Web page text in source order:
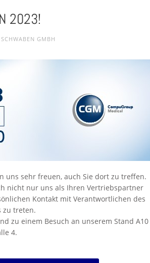
2023!
GMBH
sehr freuen, auch Sie dort zu treffen.
nicht nur uns als Ihren Vertriebspartner
Kontakt mit Verantwortlichen des
zu treten.
zu einem Besuch an unserem Stand A10
4.